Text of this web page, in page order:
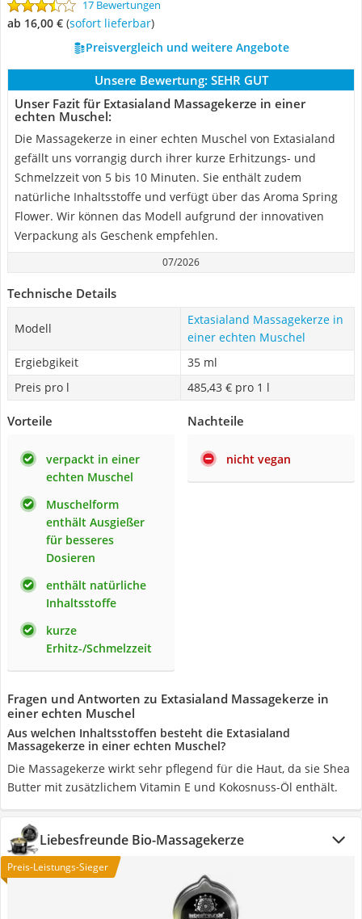
17 Bewertungen
ab 16,00 € ( Sofort lieferbar)
Preisvergleich und weitere Angebote
Unsere Bewertung: SEHR GUT
Unser Fazit für Extasialand Massagekerze in einer
echten Muschel:
Die Massagekerze in einer echten Muschel von Extasialand
gefällt uns vorrangig durch ihrer kurze Erhitzungs- und
Schmelzzeit von 5 bis 10 Minuten. Sie enthält zudem
natürliche Inhaltsstoffe und verfügt über das Aroma Spring
Flower. Wir können das Modell aufgrund der innovativen
Verpackung als Geschenk empfehlen.
07/2026
Technische Details
Modell
Extasialand Massagekerze in
einer echten Muschel
Ergiebgikeit
35 ml
Preis pro l
485,43 € pro 1 l
Vorteile
verpackt in einer
echten Muschel
Muschelform
enthält Ausgießer
für besseres
Dosieren
enthält natürliche
Inhaltsstoffe
kurze
Erhitz-/Schmelzzeit
Nachteile
nicht vegan
Fragen und Antworten zu Extasialand Massagekerze in
einer echten Muschel
Aus welchen Inhaltsstoffen besteht die Extasialand
Massagekerze in einer echten Muschel?
Die Massagekerze wirkt sehr pflegend für die Haut, da sie Shea
Butter mit zusätzlichem Vitamin E und Kokosnuss-Öl enthält.
Liebesfreunde Bio-Massagekerze
Preis-Leistungs-Sieger